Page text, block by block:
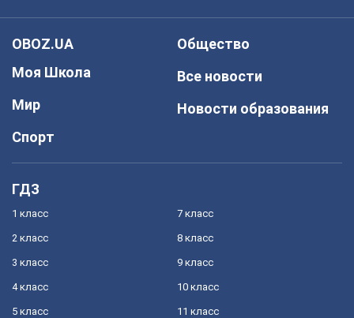
OBOZ.UA
Моя Школа
Мир
Спорт
Общество
Все новости
Новости образования
ГДЗ
1 класс
2 класс
3 класс
4 класс
5 класс
7 класс
8 класс
9 класс
10 класс
11 класс